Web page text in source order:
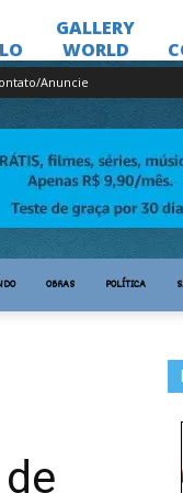
Anuncie
OBRAS POLÍTICA